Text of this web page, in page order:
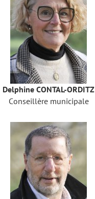
Delphine CONTAL-ORDITZ
Conseillère municipale